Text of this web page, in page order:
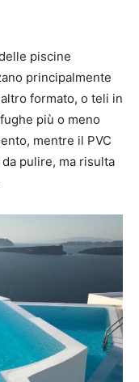
piscine
principalmente
formato, o teli in
più o meno
mentre il PVC
pulire, ma risulta